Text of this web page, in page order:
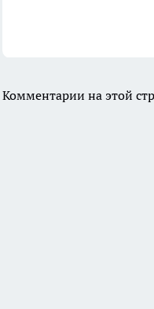
Комментарии на этой